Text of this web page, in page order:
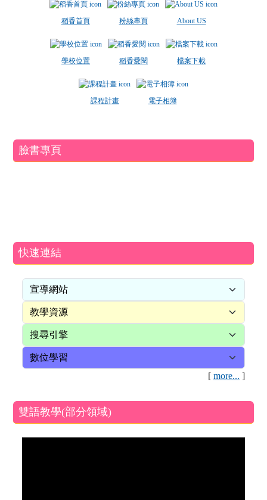
稻香首頁 粉絲專頁 About US
學校位置 稻香愛閱 檔案下載
課程計畫 電子相簿
臉書專頁
快速連結
[ more... ]
雙語教學(部分領域)